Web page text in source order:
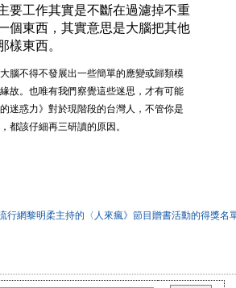
要工作其實是不斷在過濾掉不重
個東西，其實意思是大腦把其他
樣東西。
不得不發展出一些簡單的應變或歸類模
故。也唯有我們察覺這些迷思，才有可能
迷惑力》對於現階段的台灣人，不管你是
都該仔細再三研讀的原因。
行網黎明柔主持的〈人來瘋》節目贈書活動的得獎名